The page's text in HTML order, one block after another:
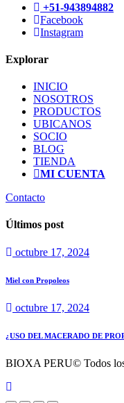
+51-943894882
Facebook
Instagram
Explorar
INICIO
NOSOTROS
PRODUCTOS
UBICANOS
SOCIO
BLOG
TIENDA
MI CUENTA
Contacto
Últimos post
octubre 17, 2024
Miel con Propoleos
octubre 17, 2024
¿USO DEL MACERADO DE
BIOXA PERU© Todos los